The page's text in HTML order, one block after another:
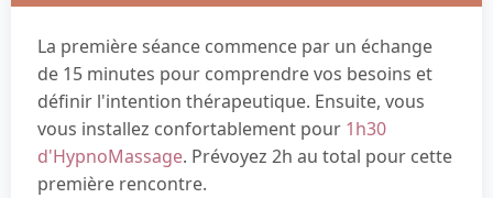
La première séance commence par un échange
de 15 minutes pour comprendre vos besoins et
définir l'intention thérapeutique. Ensuite, vous
vous installez confortablement pour 1h30
d'HypnoMassage. Prévoyez 2h au total pour cette
première rencontre.